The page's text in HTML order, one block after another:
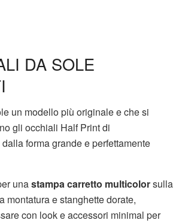
DA SOLE
un modello più originale e che si
gli occhiali Half Print di
dalla forma grande e perfettamente
unastampa carretto multicolorsulla
montatura e stanghette dorate,
con look e accessori minimal per